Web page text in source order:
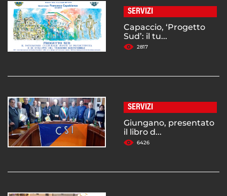
SERVIZI
Capaccio, ‘Progetto
Sud’: il tu...
2817
SERVIZI
Giungano, presentato
il libro d...
6426